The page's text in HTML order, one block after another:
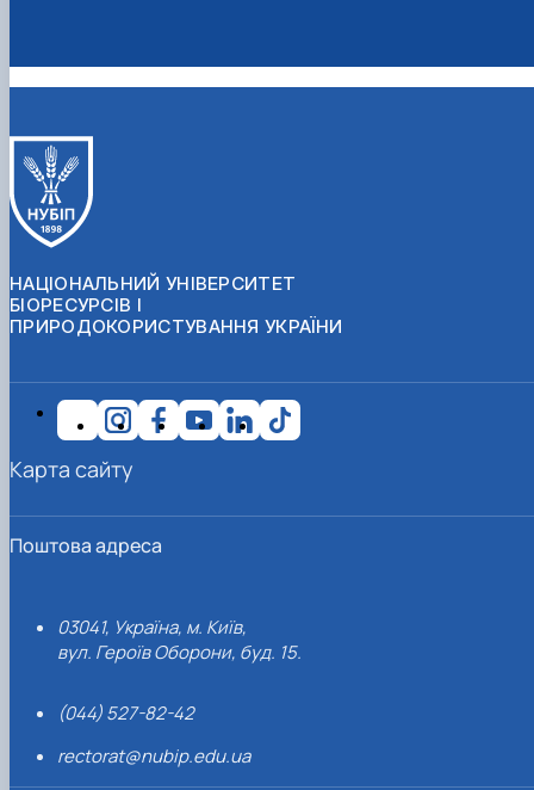
НАЦІОНАЛЬНИЙ УНІВЕРСИТЕТ
БІОРЕСУРСІВ І
ПРИРОДОКОРИСТУВАННЯ УКРАЇНИ
Поштова адреса
03041, Україна, м. Київ,
вул. Героїв Оборони, буд. 15.
(044) 527-82-42
rectorat@nubip.edu.ua
Карта сайту